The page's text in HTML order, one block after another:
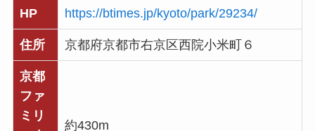
HP https://btimes.jp/kyoto/park/29234/
住所 京都府京都市右京区西院小米町６
京都
ファ
ミリ
約430m